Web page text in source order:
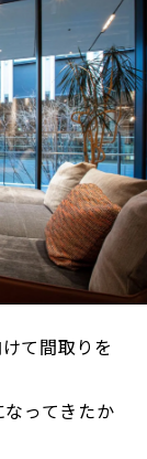
て間取りを
なってきたか